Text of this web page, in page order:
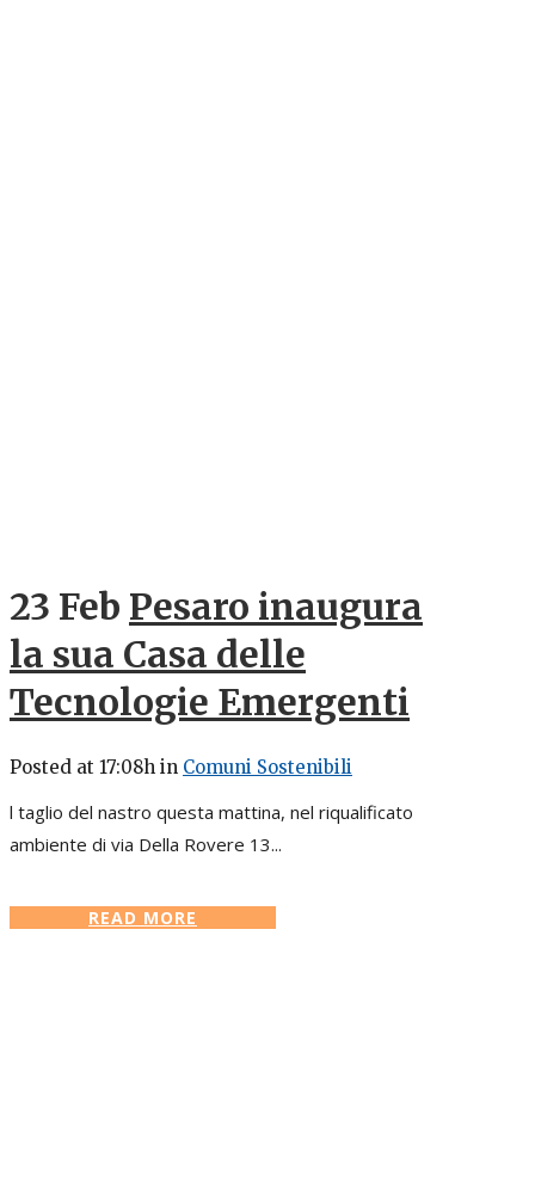
23 Feb Pesaro inaugura
la sua Casa delle
Tecnologie Emergenti
Posted at 17:08h in Comuni Sostenibili
l taglio del nastro questa mattina, nel riqualificato
ambiente di via Della Rovere 13...
READ MORE